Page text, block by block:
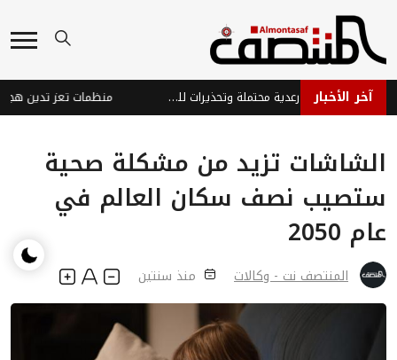
آخر الأخبار توقعات طقس حار مع أمطار رعدية محتملة وتحذيرات للمواطنين
الشاشات تزيد من مشكلة صحية
ستصيب نصف سكان العالم في
عام 2050
المنتصف نت - وكالات منذ سنتين